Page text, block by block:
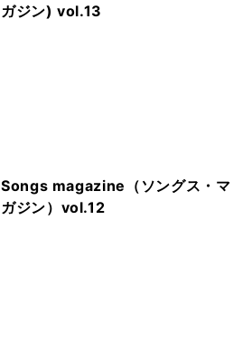
ガジン) vol.13
Songs magazine（ソングス・マ
ガジン）vol.12